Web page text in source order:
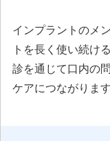
インプラントのメ
トを長く使い続け
診を通じて口内の
ケアにつながります